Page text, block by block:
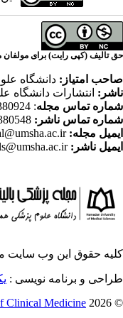
حق تالیف (کپی رایت) برای
صاحب امتیاز: دانشگاه
ناشر: انتشارات دانشگاه
شماره تماس مجله: 08138380924
شماره تماس ناشر:
ایمیل مجله: s_journal@umsha.ac.ir
ایمیل ناشر: journals@umsha.ac.ir
کلیه حقوق این وب سایت
طراحی و برنامه نویسی :
© 2026 CC BY-NC 4.0 |
Clinical Medicine